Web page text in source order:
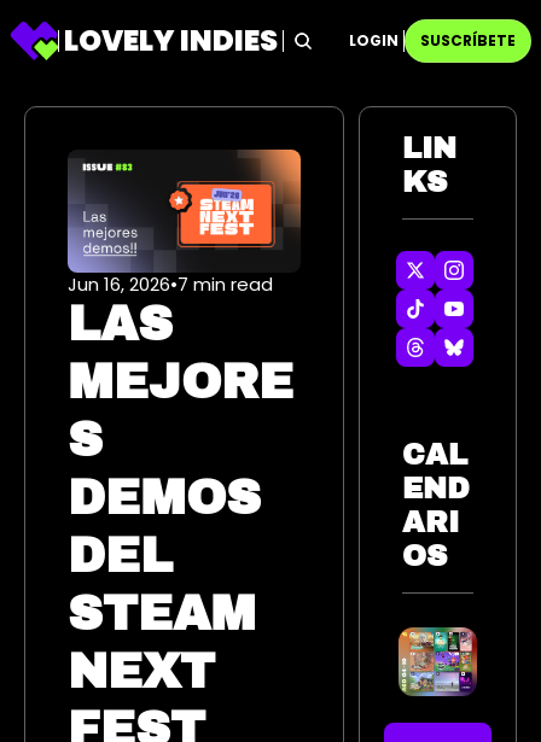
LOVELY INDIES LOGIN SUSCRÍBETE
Jun 16, 2026•7 min read
LAS
MEJORE
S
DEMOS
DEL
STEAM
NEXT
FEST
LIN
KS
CAL
END
ARI
OS